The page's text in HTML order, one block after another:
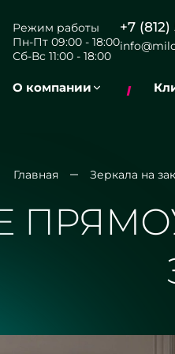
Режим работы
Пн-Пт 09:00 - 18:00
Сб-Вс 11:00 - 18:00
+7
О компании
Главная Зеркала на